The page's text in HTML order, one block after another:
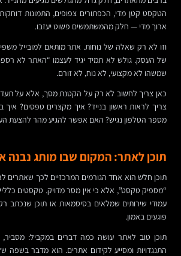
הטקסט קטן מדי, הכפתורים צפופים, התמונות
ארוך מדי — חלק מהמשתמשים פשוט יעזבו.
וזו לא רק שאלה של נוחות. אתר מותאם למובייל
של העסק. גולש לא תמיד יגיד לעצמו “האתר לא
שמשהו לא מקצועי, לא נוח, לא זורם.
כאן צריך לחשוב לא רק על הקטנת מסך, אלא על
צריך לראות ראשון בנייד? איך מקצרים טפסים? איך
מספר הטלפון נגיש? האם אפשר להגיע מהר להצעת
תוכן לאתר: המקום שבו מותג נבנה
תוכן חלש הוא אחד הגורמים המרכזיים לכך שאתרים
“מספיק טקסט”, אלא כי אין מסר מדויק. טקסטים
פוגעים באמון.
תוכן טוב לאתר עושה כמה דברים במקביל:
התנגדויות ומסייע לקידום אתרים. הוא מדבר